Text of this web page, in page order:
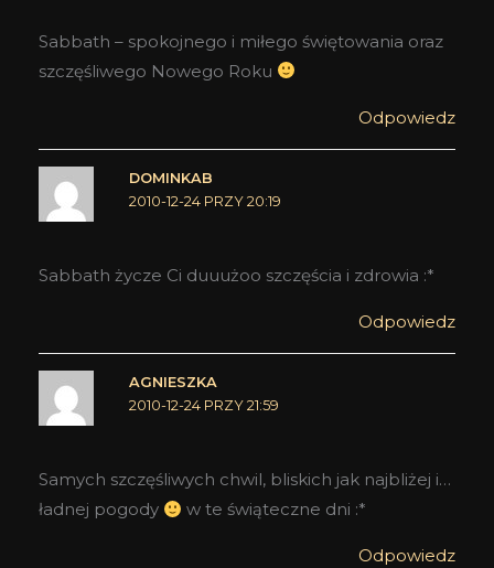
Sabbath – spokojnego i miłego świętowania oraz
szczęśliwego Nowego Roku
Odpowiedz
DOMINKAB
2010-12-24 PRZY 20:19
Sabbath życze Ci duuużoo szczęścia i zdrowia :*
Odpowiedz
AGNIESZKA
2010-12-24 PRZY 21:59
Samych szczęśliwych chwil, bliskich jak najbliżej i…
ładnej pogody
w te świąteczne dni :*
Odpowiedz